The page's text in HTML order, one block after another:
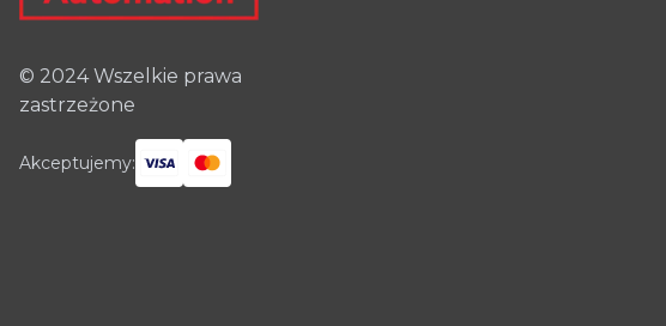
© 2024 Wszelkie prawa
zastrzeżone
Akceptujemy: